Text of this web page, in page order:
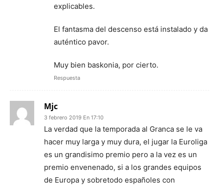
explicables.
El fantasma del descenso está instalado y da
auténtico pavor.
Muy bien baskonia, por cierto.
Respuesta
Mjc
3 febrero 2019 En 17:10
La verdad que la temporada al Granca se le va
hacer muy larga y muy dura, el jugar la Euroliga
es un grandisimo premio pero a la vez es un
premio envenenado, si a los grandes equipos
de Europa y sobretodo españoles con